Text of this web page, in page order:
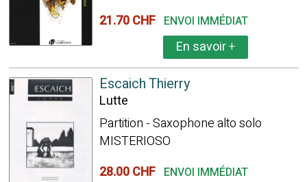
21.70 CHF ENVOI IMMÉDIAT
En savoir+
Escaich Thierry
Lutte
Partition - Saxophone alto solo
MISTERIOSO
28.00 CHF ENVOI IMMÉDIAT